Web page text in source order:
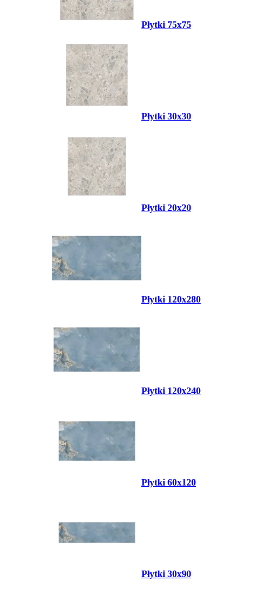
Płytki 75x75
Płytki 30x30
Płytki 20x20
Płytki 120x280
Płytki 120x240
Płytki 60x120
Płytki 30x90